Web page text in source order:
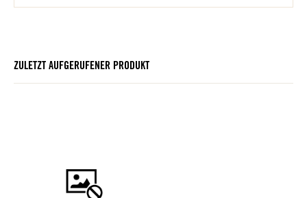
ZULETZT AUFGERUFENER PRODUKT